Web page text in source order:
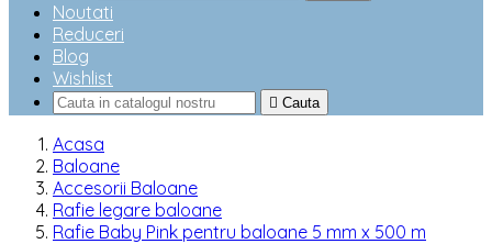
Noutati
Reduceri
Blog
Wishlist
 Cauta
Acasa
Baloane
Accesorii Baloane
Rafie legare baloane
Rafie Baby Pink pentru baloane 5 mm x 500 m